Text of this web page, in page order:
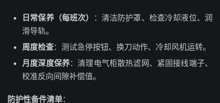
日常保养（每班次）
：清洁防护罩、检查冷却液位、润
滑导轨。
周度检查：测试急停按钮、换刀动作、冷却风机运转。
月度深度保养：清理电气柜散热滤网、紧固接线端子、
校准反向间隙补偿值。
防护性备件清单：